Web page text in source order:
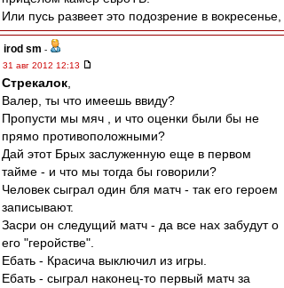
Или пусь развеет это подозрение в вокресенье,
irod sm -
31 авг 2012 12:13
Стрекалок
Валер, ты что имеешь ввиду?
Пропусти мы мяч , и что оценки были бы не
прямо противоположными?
Дай этот Брых заслуженную еще в первом
тайме - и что мы тогда бы говорили?
Человек сыграл один бля матч - так его героем
записывают.
Засри он следущий матч - да все нах забудут о
его "геройстве".
Ебать - Красича выключил из игры.
Ебать - сыграл наконец-то первый матч за